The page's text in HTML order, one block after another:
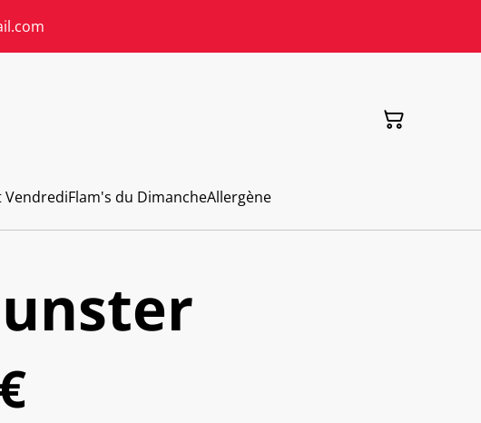
VendrediFlam's du DimancheAllergène